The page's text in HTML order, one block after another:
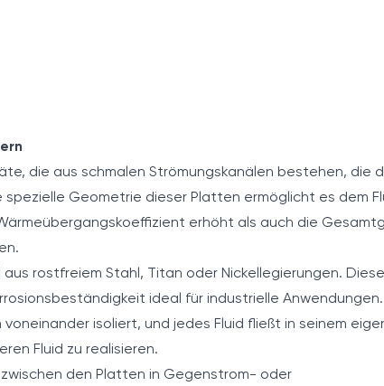
die aus schmalen Strömungskanälen bestehen, die
Geometrie dieser Platten ermöglicht es dem
erhöht als auch die
rostfreiem Stahl, Titan oder Nickellegierungen. Diese
ideal für industrielle
isoliert, und jedes Fluid fließt in seinem
Fluid zu realisieren.
den Platten in Gegenstrom- oder